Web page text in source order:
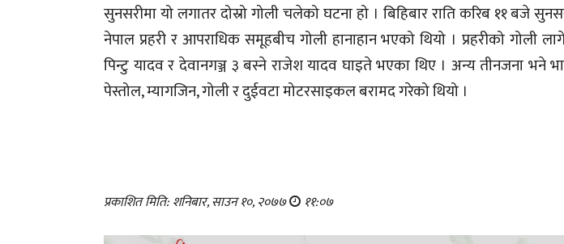
सुनसरीमा यो लगातर दोस्रो गोली चलेको घटना हो । बिहिबार राति करिब ११ बजे
नेपाल प्रहरी र आपराधिक समूहबीच गोली हानाहान भएको थियो । प्रहरीको गोली
पिन्टु यादव र देवानगञ्ज ३ बस्ने राजेश यादव घाइते भएका थिए । अन्य तीनजना भने
पेस्तोल, म्यागजिन, गोली र दुईवटा मोटरसाइकल बरामद गरेको थियो ।
प्रकाशित मिति: शनिबार, साउन १०, २०७७ ११:०७